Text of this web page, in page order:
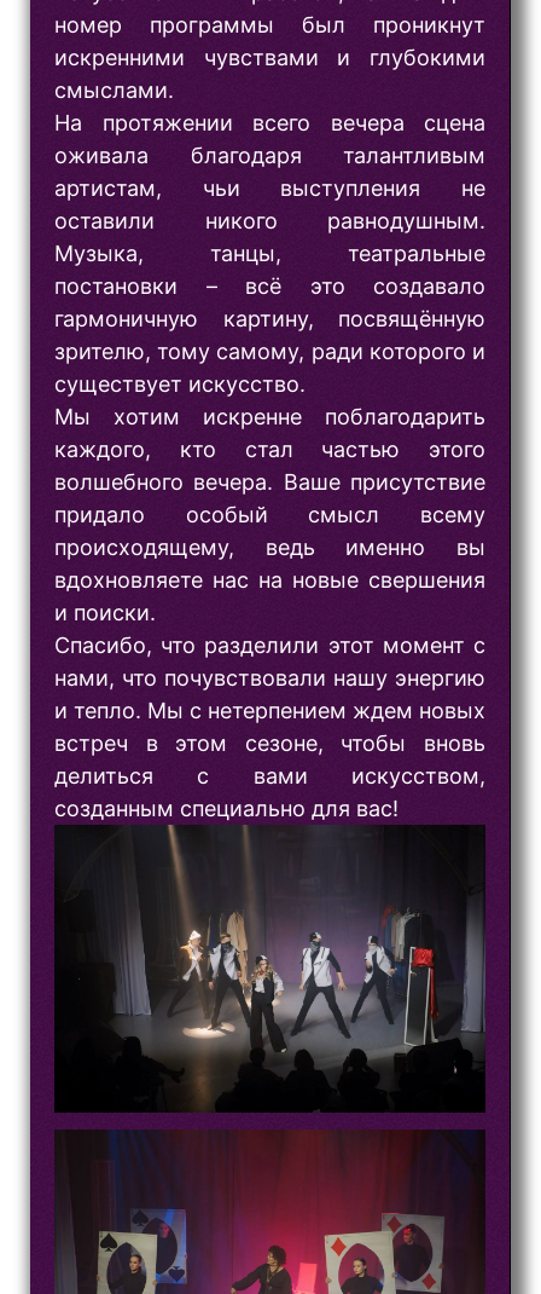
номер программы был проникнут
искренними чувствами и глубокими
смыслами.
На протяжении всего вечера сцена
оживала благодаря талантливым
артистам, чьи выступления не
оставили никого равнодушным.
Музыка, танцы, театральные
постановки – всё это создавало
гармоничную картину, посвящённую
зрителю, тому самому, ради которого и
существует искусство.
Мы хотим искренне поблагодарить
каждого, кто стал частью этого
волшебного вечера. Ваше присутствие
придало особый смысл всему
происходящему, ведь именно вы
вдохновляете нас на новые свершения
и поиски.
Спасибо, что разделили этот момент с
нами, что почувствовали нашу энергию
и тепло. Мы с нетерпением ждем новых
встреч в этом сезоне, чтобы вновь
делиться с вами искусством,
созданным специально для вас!